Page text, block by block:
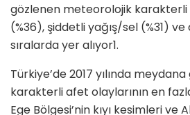
gözlenen meteorolojik karakterli
(%36), şiddetli yağış/sel (%31)
sıralarda yer alıyor1.
Türkiye’de 2017 yılında
karakterli afet olaylarının en
Ege Bölgesi’nin kıyı kesimleri ve